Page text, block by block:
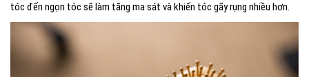
tóc đến ngọn tóc sẽ làm tăng ma sát và khiến tóc gãy rụng nhiều hơn.